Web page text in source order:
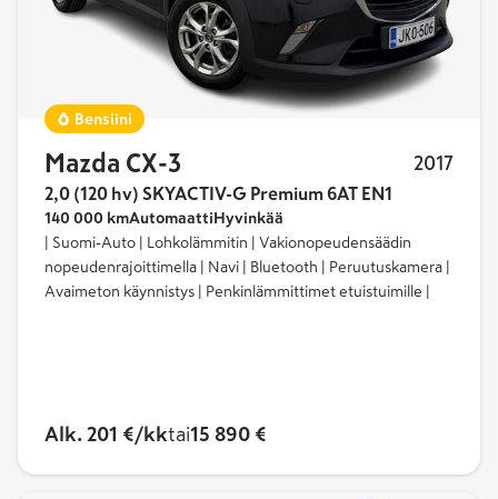
vaihtoautojenlisäksi myös muiden suosittujen
automerkkienvaihtoautot
. Tutustu valikoimaan, ja
löydä oma autosi jo tänään.
Miksi juuri Mazda 6?
Tyylikäs ulkoasu
Ajomukavuus ja turvallisuus
Bensiini
Mazda CX-3 2017
2,0 (120 hv) SKYACTIV-G Premium 6AT EN1
140 000 kmAutomaattiHyvinkää
| Suomi-Auto | Lohkolämmitin | Vakionopeudensäädin
nopeudenrajoittimella | Navi | Bluetooth | Peruutuskamera |
Avaimeton käynnistys | Penkinlämmittimet etuistuimille |
Alk. 201 €/kktai15 890 €